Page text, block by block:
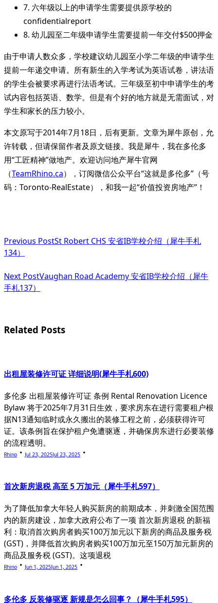
7. 六年级以上的申请学生需要提供原学校的
confidentialreport
8. 幼儿园至二年级申请学生需要提前一年交付$500押金
由于申请人数众多，学校建议幼儿园至小学二年级的申请学生
提前一年递交申请。所有新生的入学考试为英语试卷，讲法语
的学生会被要求再进行法语考试。三年级至初中申请学生的考
试内容包括英语、数学。但是有个好的地方就是无需面试，对
学生和家长的压力较小。
本文原写于2014年7月18日，后有更新。文章为犀牛原创，允
许转载，但请保留作者及原文链接。我是犀牛，我在多伦多
用“工匠精神”做地产。欢迎访问地产犀牛官网
（TeamRhino.ca），订阅微信公众平台“这就是多伦多”（号
码：Toronto-RealEstate），和我一起“价值投资房地产”！
class="nav-
screen-
Previous PostSt Robert CHS 安省IB学校介绍（犀牛手札
134）
Next PostVaughan Road Academy 安省IB学校介绍（犀牛
手札137）
Related Posts
出租屋装修许可证 详细说明(犀牛手札600)
多伦多 出租屋装修许可证 条例 Rental Renovation Licence
Bylaw 将于2025年7月31日生效，要求房东在进行需要租户根
据N13通知临时或永久搬出的装修工程之前，必须获得许可
证。该条例旨在保护租户免遭驱逐，并确保房东进行必要装修
的流程透明。
Rhino Jul 23, 2025Jul 23, 2025
首次新房退税 高至 5 万加元（犀牛手札597）
为了降低加拿大年轻人购买新房的前期成本，并刺激全国范围
内的新房建设，加拿大政府公布了一项 首次新房退税 的新福
利：取消首次购房者购买100万加元以下新房的商品及服务税
(GST)，并降低首次购房者购买100万加元至150万加元新房的
商品及服务税 (GST)。这项退税
Rhino Jun 1, 2025Jun 1, 2025
多伦多 反装修驱逐 新规是怎么回事？（犀牛手札595）